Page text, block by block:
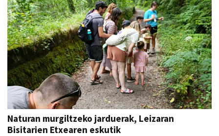
Naturan murgiltzeko jarduerak, Leizaran
Bisitarien Etxearen eskutik